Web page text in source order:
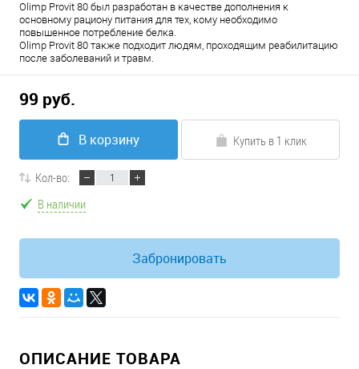
Olimp Provit 80 был разработан в качестве дополнения к
основному рациону питания для тех, кому необходимо
повышенное потребление белка.
Olimp Provit 80 также подходит людям, проходящим реабилитацию
после заболеваний и травм.
99 руб.
В корзину Купить в 1 клик
Кол-во:
В наличии
Забронировать
ОПИСАНИЕ ТОВАРА